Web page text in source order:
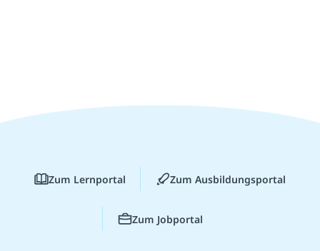
Zum Lernportal Zum Ausbildungsportal
Zum Jobportal